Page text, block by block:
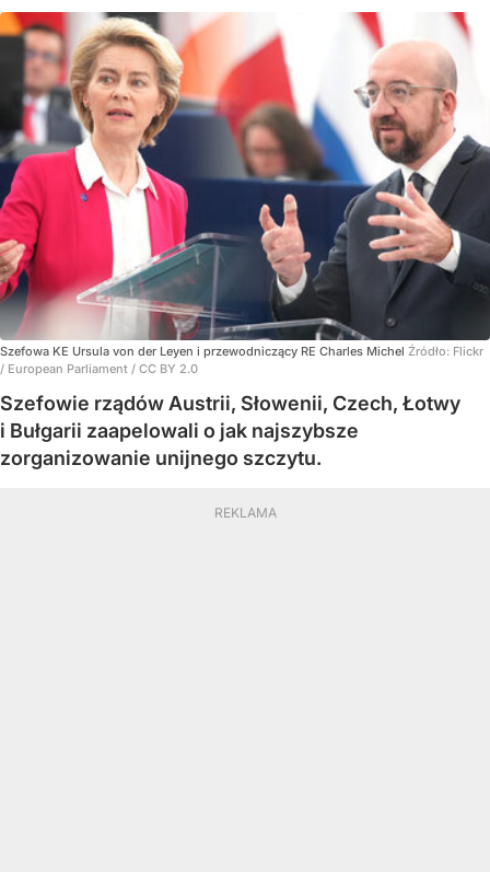
Szefowa KE Ursula von der Leyen i przewodniczący RE Charles Michel Źródło: Flickr
/ European Parliament / CC BY 2.0
Szefowie rządów Austrii, Słowenii, Czech, Łotwy
i Bułgarii zaapelowali o jak najszybsze
zorganizowanie unijnego szczytu.